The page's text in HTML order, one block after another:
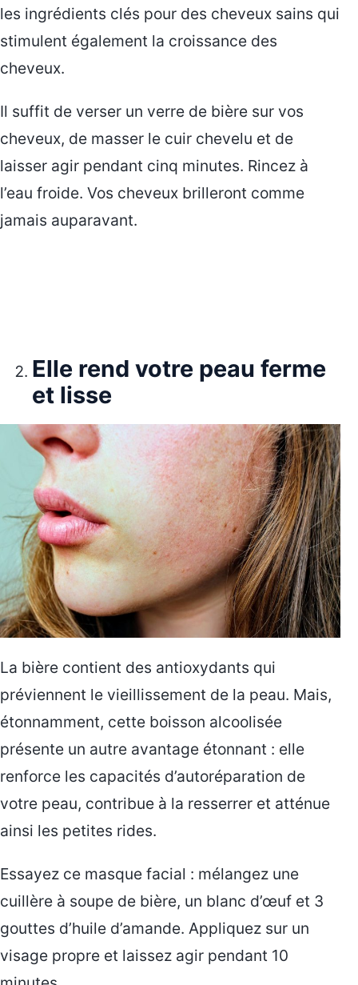
les ingrédients clés pour des cheveux sains qui
stimulent également la croissance des
cheveux.
Il suffit de verser un verre de bière sur vos
cheveux, de masser le cuir chevelu et de
laisser agir pendant cinq minutes. Rincez à
l’eau froide. Vos cheveux brilleront comme
jamais auparavant.
Elle rend votre peau ferme
et lisse
La bière contient des antioxydants qui
préviennent le vieillissement de la peau. Mais,
étonnamment, cette boisson alcoolisée
présente un autre avantage étonnant : elle
renforce les capacités d’autoréparation de
votre peau, contribue à la resserrer et atténue
ainsi les petites rides.
Essayez ce masque facial : mélangez une
cuillère à soupe de bière, un blanc d’œuf et 3
gouttes d’huile d’amande. Appliquez sur un
visage propre et laissez agir pendant 10